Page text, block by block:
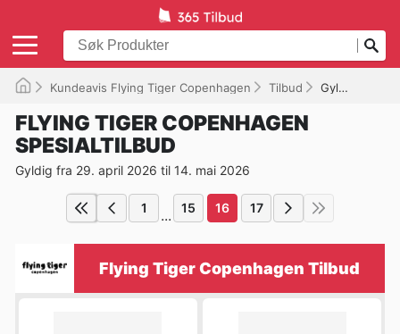
Kundeavis Flying Tiger Copenhagen Tilbud Gyldig til 14.05.2026
FLYING TIGER COPENHAGEN
SPESIALTILBUD
Gyldig fra 29. april 2026 til 14. mai 2026
1 ... 15 16 17
Flying Tiger Copenhagen Tilbud